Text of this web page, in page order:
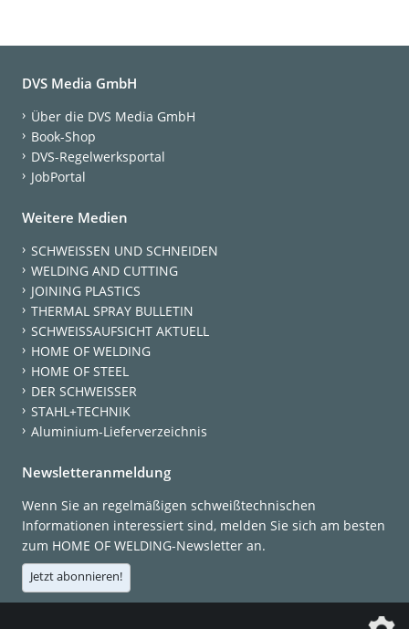
DVS Media GmbH
Über die DVS Media GmbH
Book-Shop
DVS-Regelwerksportal
JobPortal
Weitere Medien
SCHWEISSEN UND SCHNEIDEN
WELDING AND CUTTING
JOINING PLASTICS
THERMAL SPRAY BULLETIN
SCHWEISSAUFSICHT AKTUELL
HOME OF WELDING
HOME OF STEEL
DER SCHWEISSER
STAHL+TECHNIK
Aluminium-Lieferverzeichnis
Newsletteranmeldung
Wenn Sie an regelmäßigen schweißtechnischen
Informationen interessiert sind, melden Sie sich am besten
zum HOME OF WELDING-Newsletter an.
Jetzt abonnieren!